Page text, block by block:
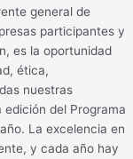
general de
participantes y
es la oportunidad
ética,
nuestras
del Programa
La excelencia en
y cada año hay